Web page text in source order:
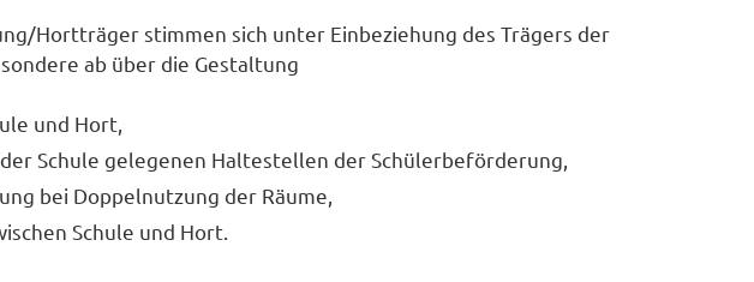
Hortträger stimmen sich unter Einbeziehung des Trägers der
ab über die Gestaltung
und Hort,
Schule gelegenen Haltestellen der Schülerbeförderung,
bei Doppelnutzung der Räume,
Schule und Hort.